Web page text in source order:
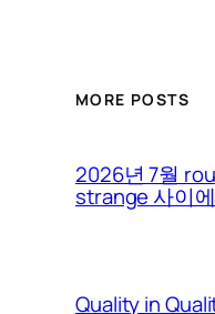
MORE POSTS
2026년 7월
strange 사이
Quality in